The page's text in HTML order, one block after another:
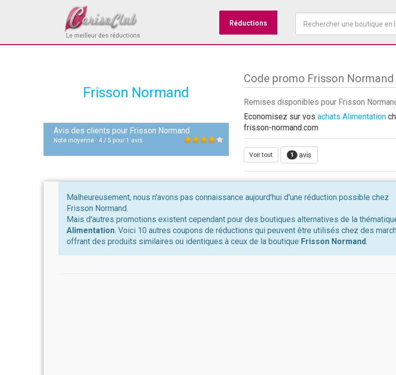
Le meilleur des réductions
Réductions
Frisson Normand
Avis des clients pour Frisson Normand
Note moyenne : 4 / 5 pour 1 avis
Code promo Frisson Normand
Remises disponibles pour Frisson
Economisez sur vos achats Alimentation
frisson-normand.com
Voir tout 1 avis
Malheureusement, nous n'avons pas connaissance aujourd'hui d'une réduction possible chez
Frisson Normand.
Mais d'autres promotions existent cependant pour des boutiques alternatives de la
Alimentation. Voici 10 autres coupons de réductions qui peuvent être utilisés chez des
offrant des produits similaires ou identiques à ceux de la boutique Frisson Normand.